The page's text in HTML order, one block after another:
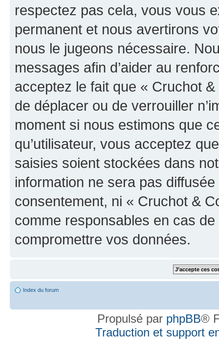
respectez pas cela, vous vous
permanent et nous avertirons
nous le jugeons nécessaire.
messages afin d’aider au
acceptez le fait que « Cruchot
de déplacer ou de verrouiller
moment si nous estimons que
qu’utilisateur, vous acceptez
saisies soient stockées dans
information ne sera pas
consentement, ni « Cruchot &
comme responsables en cas
compromettre vos données.
Index du forum
Propulsé par phpBB®
Traduction et support